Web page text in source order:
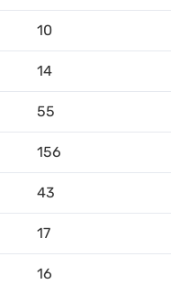
10
14
55
156
43
17
16